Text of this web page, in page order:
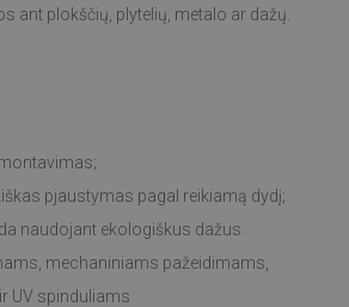
ant plokščių, plytelių, metalo ar dažų.
pjaustymas pagal reikiamą dydį;
naudojant ekologiškus dažus
mechaniniams pažeidimams,
UV spinduliams